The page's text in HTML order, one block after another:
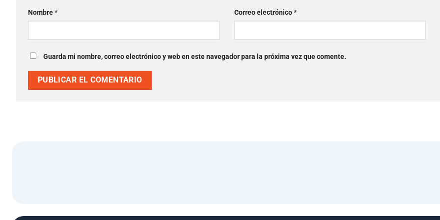
Nombre* Correo electrónico*
Guarda mi nombre, correo electrónico y web en este navegador para la próxima vez que comente.